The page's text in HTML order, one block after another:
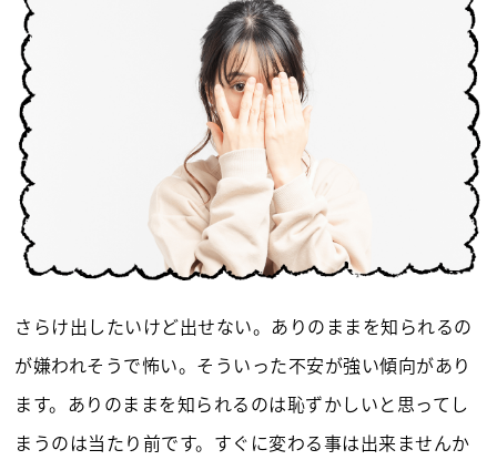
さらけ出したいけど出せない。ありのままを知られるの
が嫌われそうで怖い。そういった不安が強い傾向があり
ます。ありのままを知られるのは恥ずかしいと思ってし
まうのは当たり前です。すぐに変わる事は出来ませんか